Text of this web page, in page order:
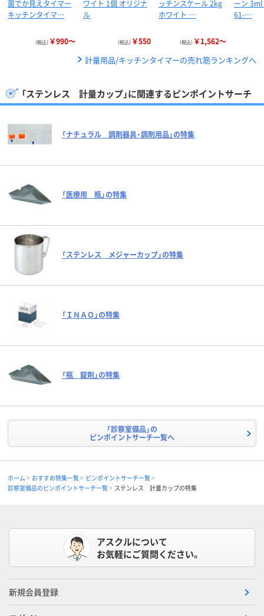
菌でか見えタイマー
キッチンタイマ…
（税込） ￥990～
ワイト 1個 オリジナ
ル
（税込） ￥550
ッチンスケール 2kg
ホワイト …
（税込） ￥1,562～
ーン
61-…
計量用品/キッチンタイマーの売れ筋ランキングへ
「ステンレス 計量カップ」に関連するピンポイントサーチ
「ナチュラル 調剤器具・調剤用品」の特集
「医療用 瓶」の特集
「ステンレス メジャーカップ」の特集
「ＩＮＡＯ」の特集
「瓶 錠剤」の特集
「診察室備品」の
ピンポイントサーチ一覧へ
ホーム おすすめ特集一覧
ピンポイントサーチ一覧
診察室備品のピンポイントサーチ一覧
ステンレス 計量カップの特集
アスクルについて
お気軽にご質問ください。
新規会員登録